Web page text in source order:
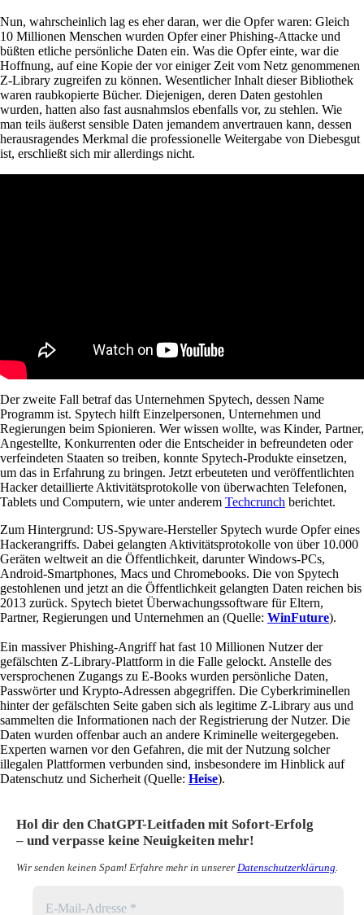
Nun, wahrscheinlich lag es eher daran, wer die Opfer waren: Gleich
10 Millionen Menschen wurden Opfer einer Phishing-Attacke und
büßten etliche persönliche Daten ein. Was die Opfer einte, war die
Hoffnung, auf eine Kopie der vor einiger Zeit vom Netz genommenen
Z-Library zugreifen zu können. Wesentlicher Inhalt dieser Bibliothek
waren raubkopierte Bücher. Diejenigen, deren Daten gestohlen
wurden, hatten also fast ausnahmslos ebenfalls vor, zu stehlen. Wie
man teils äußerst sensible Daten jemandem anvertrauen kann, dessen
herausragendes Merkmal die professionelle Weitergabe von Diebesgut
ist, erschließt sich mir allerdings nicht.
Der zweite Fall betraf das Unternehmen Spytech, dessen Name
Programm ist. Spytech hilft Einzelpersonen, Unternehmen und
Regierungen beim Spionieren. Wer wissen wollte, was Kinder, Partner,
Angestellte, Konkurrenten oder die Entscheider in befreundeten oder
verfeindeten Staaten so treiben, konnte Spytech-Produkte einsetzen,
um das in Erfahrung zu bringen. Jetzt erbeuteten und veröffentlichten
Hacker detaillierte Aktivitätsprotokolle von überwachten Telefonen,
Tablets und Computern, wie unter anderem Techcrunch berichtet.
Zum Hintergrund: US-Spyware-Hersteller Spytech wurde Opfer eines
Hackerangriffs. Dabei gelangten Aktivitätsprotokolle von über 10.000
Geräten weltweit an die Öffentlichkeit, darunter Windows-PCs,
Android-Smartphones, Macs und Chromebooks. Die von Spytech
gestohlenen und jetzt an die Öffentlichkeit gelangten Daten reichen bis
2013 zurück. Spytech bietet Überwachungssoftware für Eltern,
Partner, Regierungen und Unternehmen an (Quelle: WinFuture).
Ein massiver Phishing-Angriff hat fast 10 Millionen Nutzer der
gefälschten Z-Library-Plattform in die Falle gelockt. Anstelle des
versprochenen Zugangs zu E-Books wurden persönliche Daten,
Passwörter und Krypto-Adressen abgegriffen. Die Cyberkriminellen
hinter der gefälschten Seite gaben sich als legitime Z-Library aus und
sammelten die Informationen nach der Registrierung der Nutzer. Die
Daten wurden offenbar auch an andere Kriminelle weitergegeben.
Experten warnen vor den Gefahren, die mit der Nutzung solcher
illegalen Plattformen verbunden sind, insbesondere im Hinblick auf
Datenschutz und Sicherheit (Quelle: Heise).
Hol dir den ChatGPT-Leitfaden mit Sofort-Erfolg
– und verpasse keine Neuigkeiten mehr!
Wir senden keinen Spam! Erfahre mehr in unserer Datenschutzerklärung